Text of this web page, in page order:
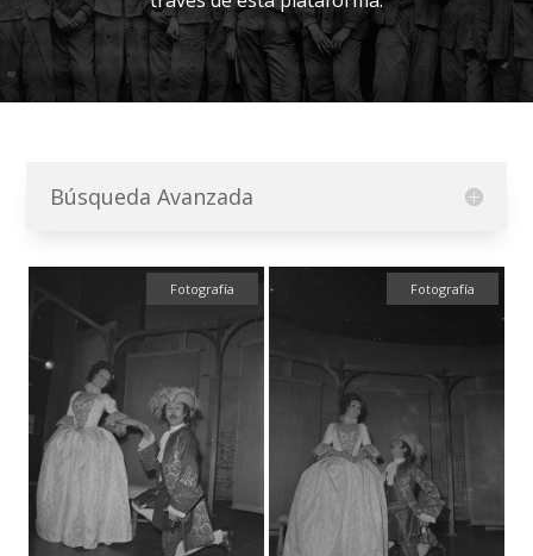
Búsqueda Avanzada
Fotografía Fotografía